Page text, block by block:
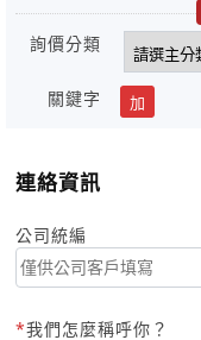
詢價分類
關鍵字 加
連絡資訊
公司統編
我們怎麼稱呼你？